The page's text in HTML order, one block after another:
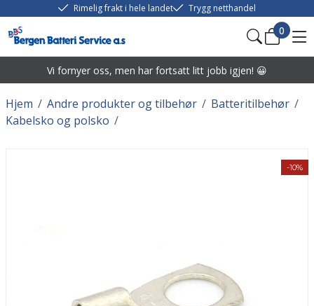
Rimelig frakt i hele landet Trygg netthandel
0
Vi fornyer oss, men har fortsatt litt jobb igjen! 😀
/
Hjem /
Andre produkter og tilbehør /
Batteritilbehør
/
Kabelsko og polsko
-10%